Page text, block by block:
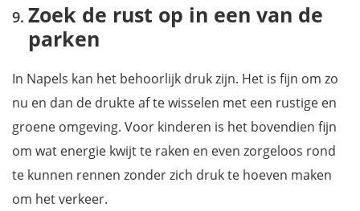
Zoek de rust op in een van de
parken
In Napels kan het behoorlijk druk zijn. Het is fijn om zo
nu en dan de drukte af te wisselen met een rustige en
groene omgeving. Voor kinderen is het bovendien fijn
om wat energie kwijt te raken en even zorgeloos rond
te kunnen rennen zonder zich druk te hoeven maken
om het verkeer.